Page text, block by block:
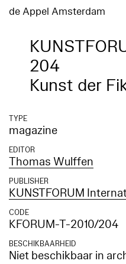
de Appel Amsterdam
204
Kunst der
TYPE
magazine
EDITOR
Thomas Wulffen
PUBLISHER
KUNSTFORUM
CODE
KFORUM-T-2010/204
BESCHIKBAARHEID
Niet beschikbaar in